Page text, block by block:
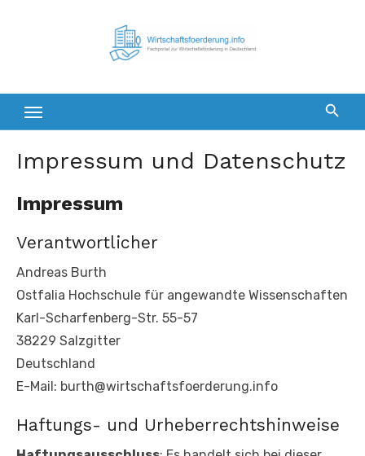
Impressum und Datenschutz
Impressum
Verantwortlicher
Andreas Burth
Ostfalia Hochschule für angewandte Wissenschaften
Karl-Scharfenberg-Str. 55-57
38229 Salzgitter
Deutschland
E-Mail: burth@wirtschaftsfoerderung.info
Haftungs- und Urheberrechtshinweise